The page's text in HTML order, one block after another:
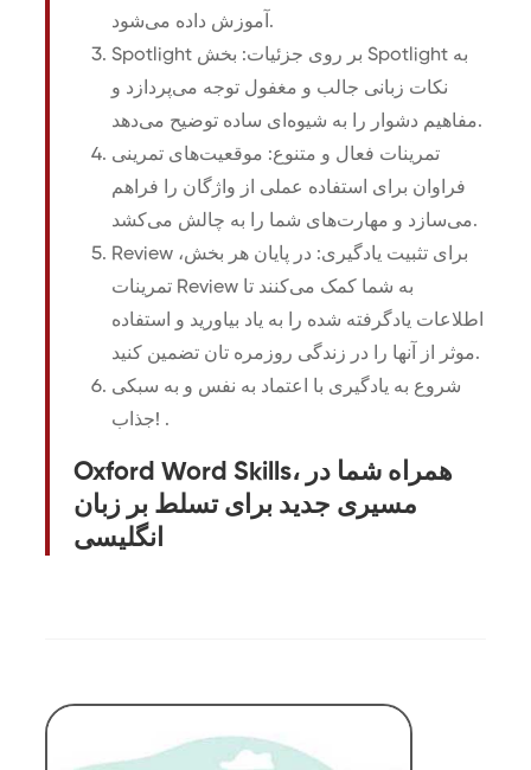
آموزش داده می‌شود.
Spotlight بر روی جزئیات: بخش Spotlight به
نکات زبانی جالب و مغفول توجه می‌پردازد و
مفاهیم دشوار را به شیوه‌ای ساده توضیح می‌دهد.
تمرینات فعال و متنوع: موقعیت‌های تمرینی
فراوان برای استفاده عملی از واژگان را فراهم
می‌سازد و مهارت‌های شما را به چالش می‌کشد.
Review برای تثبیت یادگیری: در پایان هر بخش،
تمرینات Review به شما کمک می‌کنند تا
اطلاعات یادگرفته شده را به یاد بیاورید و استفاده
موثر از آنها را در زندگی روزمره تان تضمین کنید.
شروع به یادگیری با اعتماد به نفس و به سبکی
جذاب! .
Oxford Word Skills، همراه شما در
مسیری جدید برای تسلط بر زبان
انگلیسی